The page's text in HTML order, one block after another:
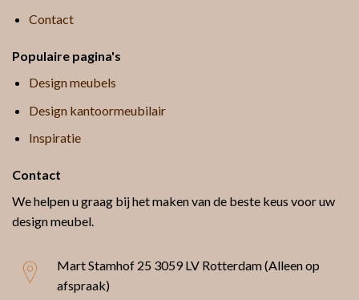
Contact
Populaire pagina's
Design meubels
Design kantoormeubilair
Inspiratie
Contact
We helpen u graag bij het maken van de beste keus voor uw
design meubel.
Mart Stamhof 25 3059 LV Rotterdam (Alleen op
afspraak)